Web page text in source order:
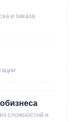
и заказа
сложностей и